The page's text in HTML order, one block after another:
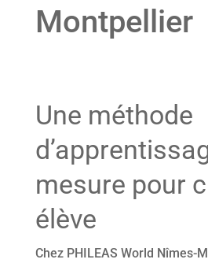
Montpellier
Une méthode
mesure pour
élève
Chez PHILEAS World Nîmes-